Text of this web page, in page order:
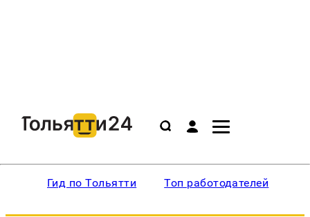
Гид по Тольятти Топ работодателей